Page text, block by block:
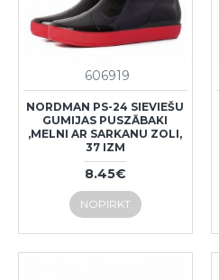
606919
NORDMAN PS-24 SIEVIEŠU
GUMIJAS PUSZĀBAKI
,MELNI AR SARKANU ZOLI,
37 IZM
8.45€
NOPIRKT